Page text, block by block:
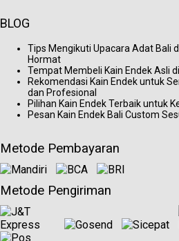
BLOG
Tips Mengikuti Upacara Adat Bali
Hormat
Tempat Membeli Kain Endek Asli
Rekomendasi Kain Endek untuk
dan Profesional
Pilihan Kain Endek Terbaik untuk
Pesan Kain Endek Bali Custom
Metode Pembayaran
Metode Pengiriman